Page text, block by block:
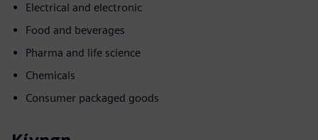
Electrical and electronic
Food and beverages
Pharma and life science
Chemicals
Consumer packaged goods